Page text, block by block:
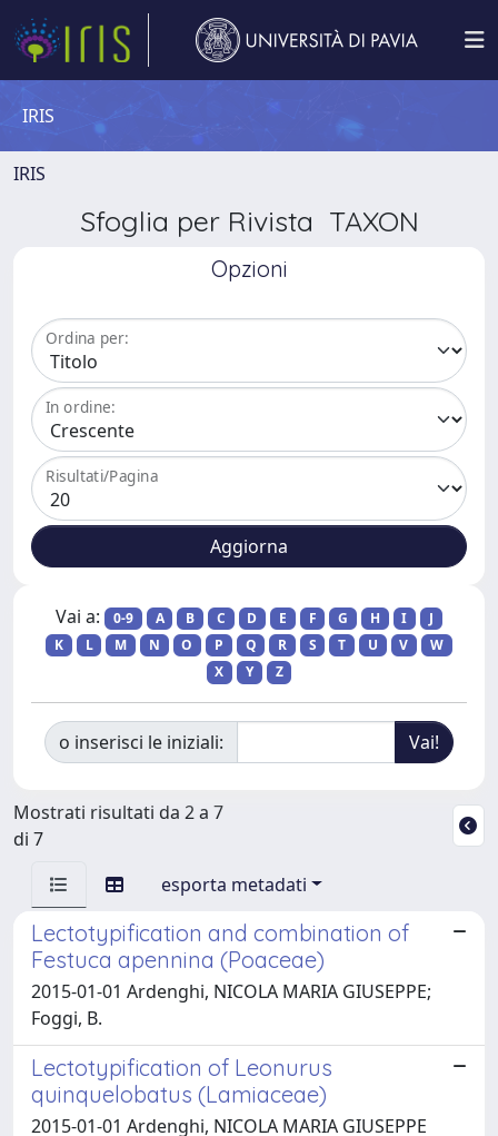
IRIS
IRIS
Sfoglia per Rivista TAXON
Opzioni
Ordina per:
In ordine:
Risultati/Pagina
Vai a: 0-9 A B C D E F G H I
J
K
L M N O P Q R S T U V
W
X
Y Z
o inserisci le iniziali:
Mostrati risultati da 2 a 7
di 7
esporta metadati
Lectotypification and combination of
Festuca apennina (Poaceae)
2015-01-01 Ardenghi, NICOLA MARIA GIUSEPPE;
Foggi, B.
Lectotypification of Leonurus
quinquelobatus (Lamiaceae)
2015-01-01 Ardenghi, NICOLA MARIA GIUSEPPE